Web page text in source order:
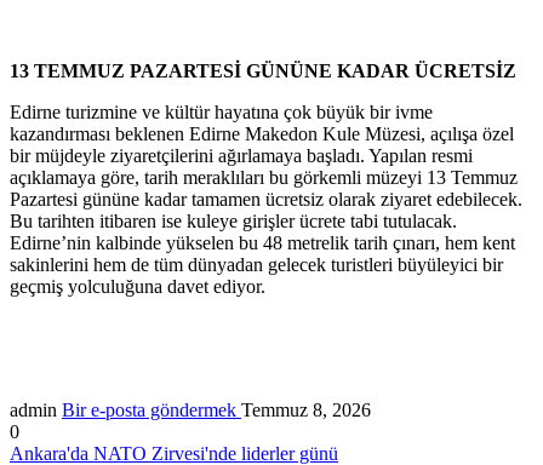
13 TEMMUZ PAZARTESİ GÜNÜNE KADAR ÜCRETSİZ
Edirne turizmine ve kültür hayatına çok büyük bir ivme
kazandırması beklenen Edirne Makedon Kule Müzesi, açılışa özel
bir müjdeyle ziyaretçilerini ağırlamaya başladı. Yapılan resmi
açıklamaya göre, tarih meraklıları bu görkemli müzeyi 13 Temmuz
Pazartesi gününe kadar tamamen ücretsiz olarak ziyaret edebilecek.
Bu tarihten itibaren ise kuleye girişler ücrete tabi tutulacak.
Edirne’nin kalbinde yükselen bu 48 metrelik tarih çınarı, hem kent
sakinlerini hem de tüm dünyadan gelecek turistleri büyüleyici bir
geçmiş yolculuğuna davet ediyor.
admin Bir e-posta göndermek Temmuz 8, 2026
0
Ankara'da NATO Zirvesi'nde liderler günü